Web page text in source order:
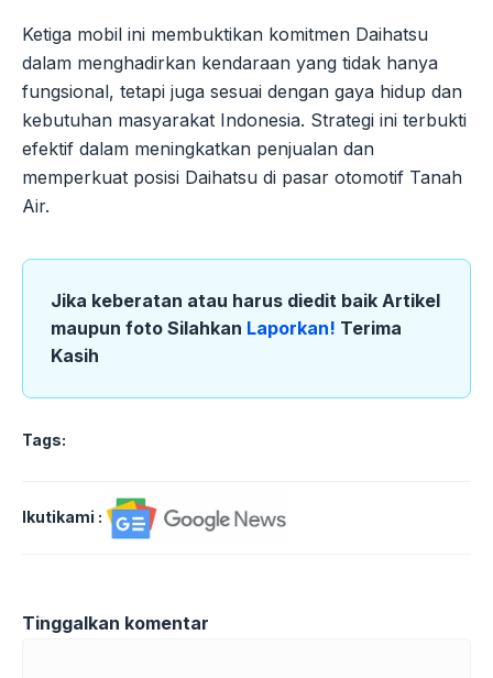
Ketiga mobil ini membuktikan komitmen Daihatsu
dalam menghadirkan kendaraan yang tidak hanya
fungsional, tetapi juga sesuai dengan gaya hidup dan
kebutuhan masyarakat Indonesia. Strategi ini terbukti
efektif dalam meningkatkan penjualan dan
memperkuat posisi Daihatsu di pasar otomotif Tanah
Air.
Jika keberatan atau harus diedit baik Artikel
maupun foto Silahkan Laporkan! Terima
Kasih
Tags:
Ikutikami :
Tinggalkan komentar